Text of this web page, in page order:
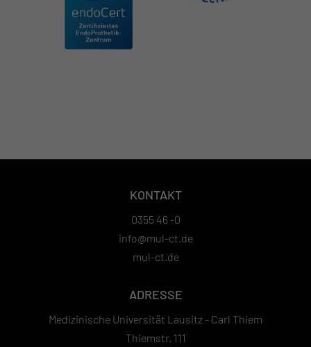
KONTAKT
0355 46 -0
info@mul-ct.de
mul-ct.de
ADRESSE
Medizinische Universität Lausitz - Carl Thiem
Thiemstr. 111